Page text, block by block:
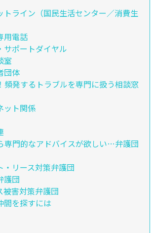
ライン（国民生活センター／消費生
用電話
ポートダイヤル
室
団体
頻発するトラブルを専門に扱う相談窓
ト関係
専門的なアドバイスが欲しい…弁護団
リース対策弁護団
護団
害対策弁護団
を探すには